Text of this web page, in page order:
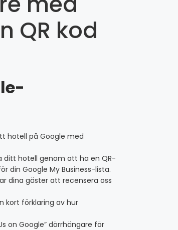
QR kod
hotell på Google med
ditt hotell genom att ha en QR-
din Google My Business-lista.
dina gäster att recensera oss
kort förklaring av hur
on Google” dörrhängare för